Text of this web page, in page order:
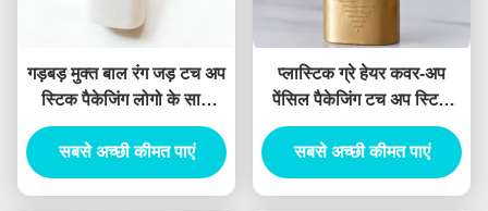
गड़बड़ मुक्त बाल रंग जड़ टच अप
स्टिक पैकेजिंग लोगो के साथ
खाली काले बाल जड़
Concealer ट्यूब
सबसे अच्छी कीमत पाएं
प्लास्टिक ग्रे हेयर कवर-अप
पेंसिल पैकेजिंग टच अप स्टिक
हेयर कलर फॉर हेयर डाई हाई
एयर टाइटनेस
सबसे अच्छी कीमत पाएं